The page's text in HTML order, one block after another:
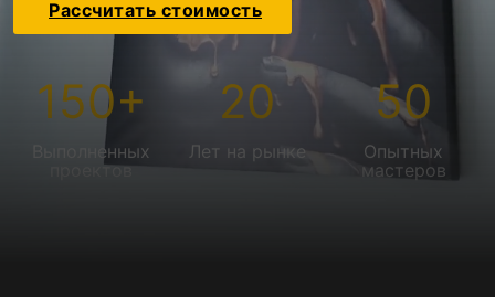
Рассчитать стоимость
150+
Выполненных
проектов
20
Лет на рынке
50
Опытных
мастеров